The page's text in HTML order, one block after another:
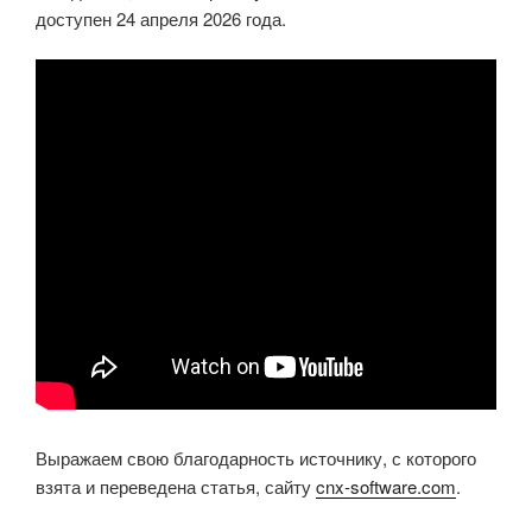
доступен 24 апреля 2026 года.
Выражаем свою благодарность источнику, с которого
взята и переведена статья, сайтуcnx-software.com.